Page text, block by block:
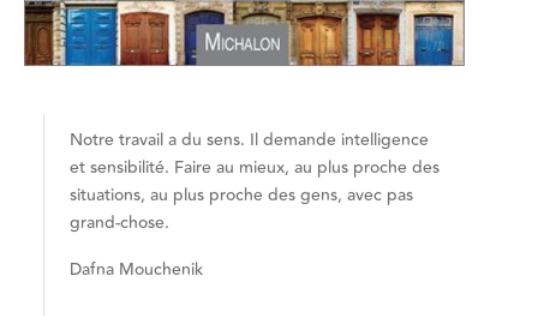
Notre travail a du sens. Il demande intelligence
et sensibilité. Faire au mieux, au plus proche des
situations, au plus proche des gens, avec pas
grand-chose.
Dafna Mouchenik